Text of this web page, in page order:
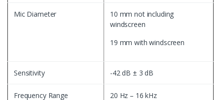
Mic Diameter
10 mm not including
windscreen
19 mm with windscreen
Sensitivity -42 dB ± 3 dB
Frequency Range 20 Hz – 16 kHz